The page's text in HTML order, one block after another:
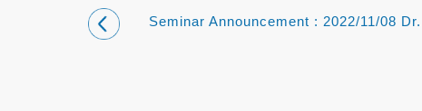
Seminar Announcement : 2022/11/08 Dr.